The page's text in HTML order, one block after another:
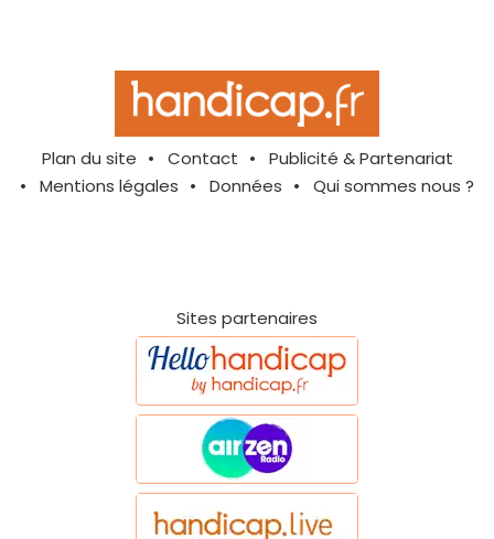
Plan du site Contact
Publicité & Partenariat
Mentions légales
Données Qui sommes nous ?
Sites partenaires